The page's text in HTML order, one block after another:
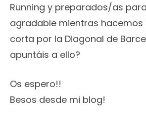
Running y preparados/as
agradable mientras hacemos
corta por la Diagonal de
apuntáis a ello?
Os espero!!
Besos desde mi blog!